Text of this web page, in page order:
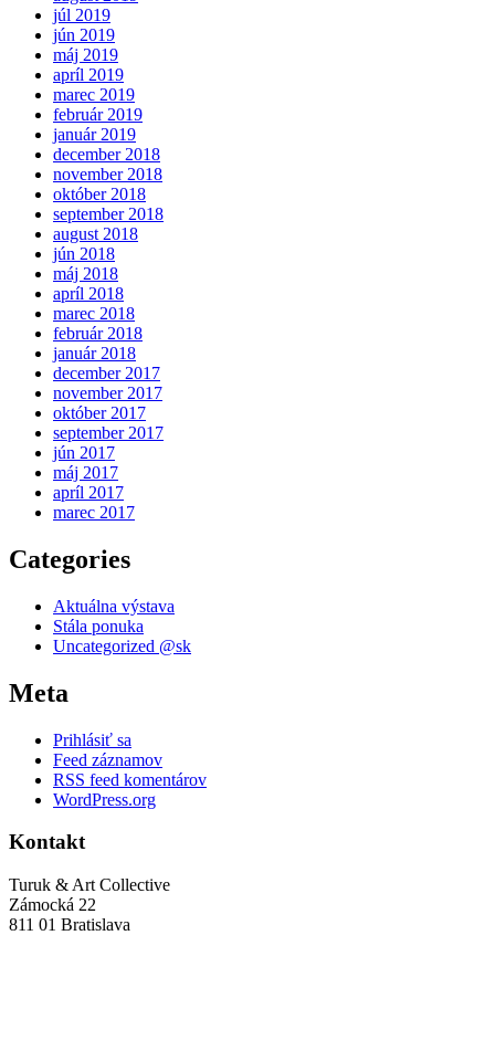
júl 2019
jún 2019
máj 2019
apríl 2019
marec 2019
február 2019
január 2019
december 2018
november 2018
október 2018
september 2018
august 2018
jún 2018
máj 2018
apríl 2018
marec 2018
február 2018
január 2018
december 2017
november 2017
október 2017
september 2017
jún 2017
máj 2017
apríl 2017
marec 2017
Categories
Aktuálna výstava
Stála ponuka
Uncategorized @sk
Meta
Prihlásiť sa
Feed záznamov
RSS feed komentárov
WordPress.org
Kontakt
Turuk & Art Collective
Zámocká 22
811 01 Bratislava